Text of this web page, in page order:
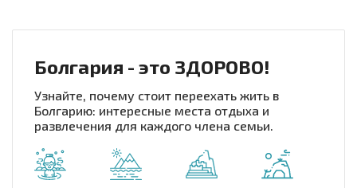
Болгария - это ЗДОРОВО!
Узнайте, почему стоит переехать жить в
Болгарию: интересные места отдыха и
развлечения для каждого члена семьи.